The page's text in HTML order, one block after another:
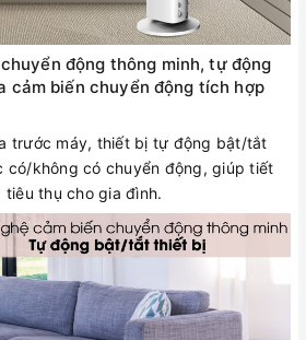
động thông minh, tự động
cảm biến chuyển động tích hợp
trước máy, thiết bị tự động bật/tắt
có/không có chuyển động, giúp tiết
thụ cho gia đình.